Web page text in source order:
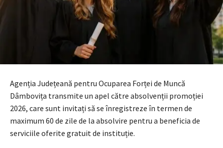
Agenția Județeană pentru Ocuparea Forței de Muncă
Dâmbovița transmite un apel către absolvenții promoției
2026, care sunt invitați să se înregistreze în termen de
maximum 60 de zile de la absolvire pentru a beneficia de
serviciile oferite gratuit de instituție.